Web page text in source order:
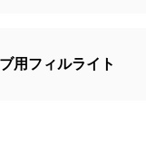
用フィルライト